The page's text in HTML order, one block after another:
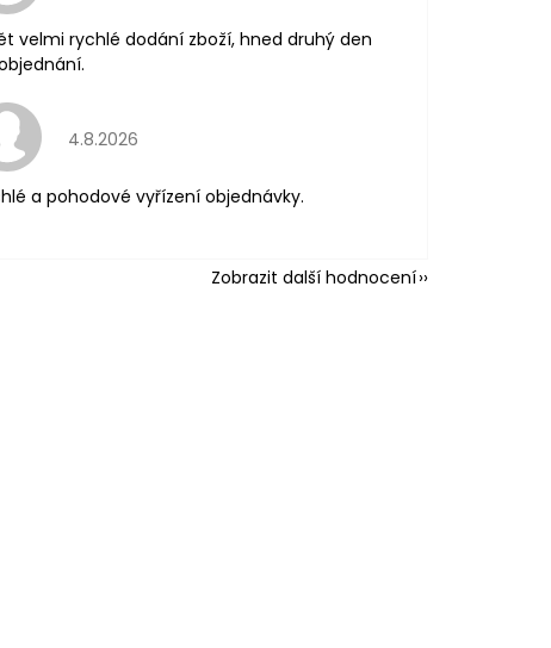
velmi rychlé dodání zboží, hned druhý den
Hodnocení obchodu je 5 z 5 hvězdiček.
4.8.2026
a pohodové vyřízení objednávky.
Zobrazit další hodnocení